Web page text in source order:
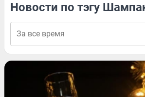
Новости по тэгу